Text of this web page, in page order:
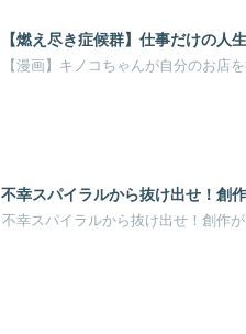
【燃え尽き症候群】仕事だけの
【漫画】キノコちゃんが自分のお店
不幸スパイラルから抜け出せ！創
不幸スパイラルから抜け出せ！創作